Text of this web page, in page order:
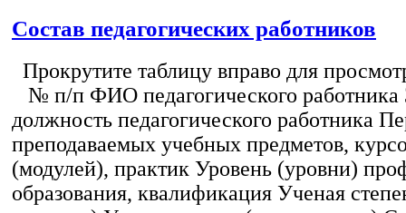
Состав педагогических работников
Прокрутите таблицу вправо для
№ п/п ФИО педагогического работника
должность педагогического работника
преподаваемых учебных предметов,
(модулей), практик Уровень (уровни)
образования, квалификация Ученая